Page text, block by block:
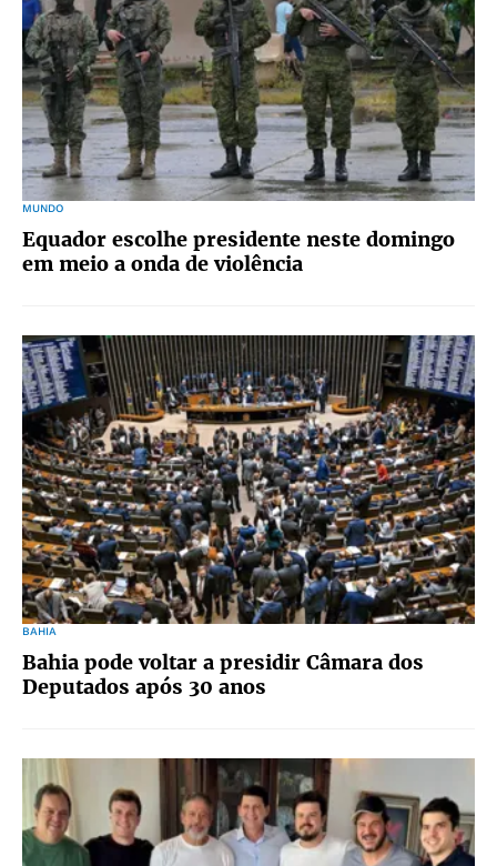
MUNDO
Equador escolhe presidente neste domingo
em meio a onda de violência
BAHIA
Bahia pode voltar a presidir Câmara dos
Deputados após 30 anos